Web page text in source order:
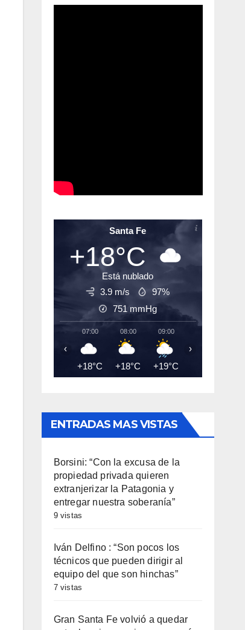
Santa Fe
+18°C
Está nublado
3.9 m/s
97%
751 mmHg
07:00
+18°C
08:00
+18°C
09:00
+19°C
‹ ›
ENTRADAS MAS VISTAS
Borsini: “Con la excusa de la
propiedad privada quieren
extranjerizar la Patagonia y
entregar nuestra soberanía”
9 vistas
Iván Delfino : “Son pocos los
técnicos que pueden dirigir al
equipo del que son hinchas”
7 vistas
Gran Santa Fe volvió a quedar